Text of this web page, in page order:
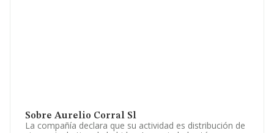
Sobre Aurelio Corral Sl
La compañía declara que su actividad es distribución de